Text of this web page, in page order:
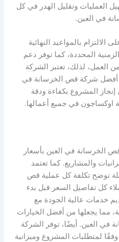
العمليات وتقليل الهدر في كل
في العين.
بالمواعيد النهائية
المحددة، كما توفر دعم
العمل، لذلك، تعتبر الشركة
أفضل شركة قص الخرسانة في
المشروع بكفاءة ودقة
اوكساجون في جميع أعمالها.
الخرسانة في العين بأسعار
والمشاريع. كما تعتمد
توضح تكلفة كل عملية قص
كل تفاصيل السعر قبل بدء
خدمات عالية الجودة مع
مما يجعلها من أفضل الخيارات
في العين. أيضًا، توفر الشركة
لمتطلبات المشروع وميزانية